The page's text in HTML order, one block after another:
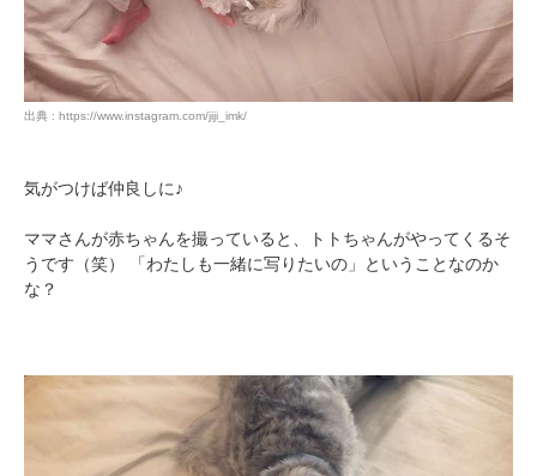
出典 : https://www.instagram.com/jiji_imk/
気がつけば仲良しに♪
ママさんが赤ちゃんを撮っていると、トトちゃんがやってくるそ
うです（笑） 「わたしも一緒に写りたいの」ということなのか
な？